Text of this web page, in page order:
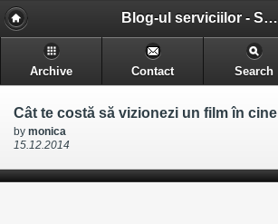
Blog-ul serviciilor - Serviciile pe care le gasesti in Cluj-Napoca
Archive Contact Search
by monica
15.12.2014